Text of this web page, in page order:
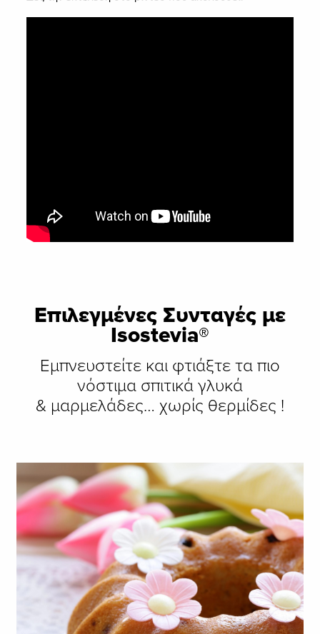
Επιλεγμένες Συνταγές με
Isostevia®
Εμπνευστείτε και φτιάξτε τα πιο
νόστιμα σπιτικά γλυκά
& μαρμελάδες… χωρίς θερμίδες !